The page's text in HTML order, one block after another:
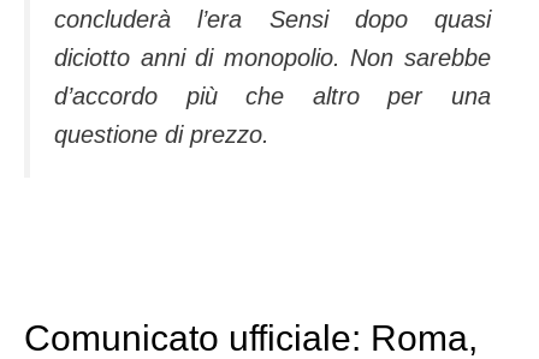
concluderà l’era Sensi dopo quasi
diciotto anni di monopolio. Non sarebbe
d’accordo più che altro per una
questione di prezzo.
Comunicato ufficiale: Roma,